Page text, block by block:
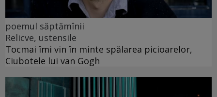
poemul săptămînii
Relicve, ustensile
Tocmai îmi vin în minte spălarea picioarelor,
Ciubotele lui van Gogh